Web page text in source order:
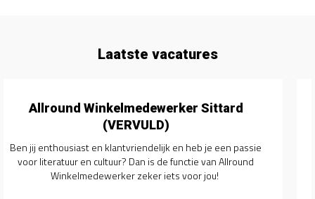
Laatste vacatures
Medewerk(st)er Binnendienst (VERVULD)
Ben jij een enthousiaste en gedreven administratieve kracht
die op zoek is naar een nieuwe uitdaging binnen de
makelaardij? Dan zijn wij op zoek naar jou!